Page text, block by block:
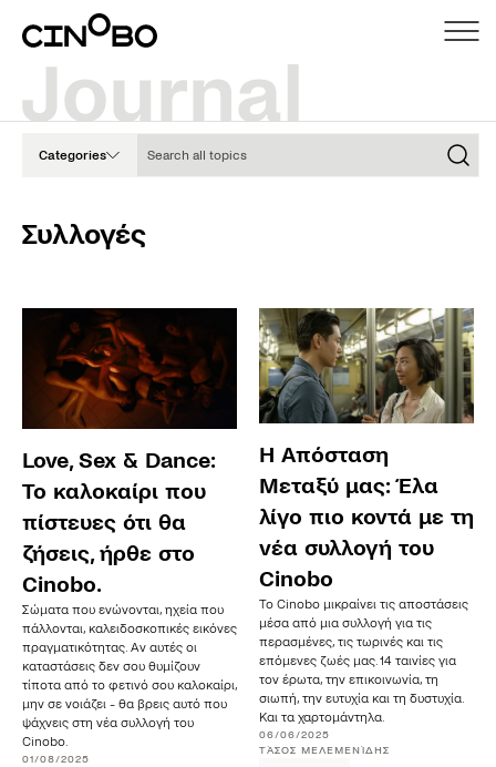
Categories
Συλλογές
Love, Sex & Dance:
Το καλοκαίρι που
πίστευες ότι θα
ζήσεις, ήρθε στο
Cinobo.
Σώματα που ενώνονται, ηχεία που
πάλλονται, καλειδοσκοπικές εικόνες
πραγματικότητας. Αν αυτές οι
καταστάσεις δεν σου θυμίζουν
τίποτα από το φετινό σου καλοκαίρι,
μην σε νοιάζει - θα βρεις αυτό που
ψάχνεις στη νέα συλλογή του
Cinobo.
01/08/2025
Η Απόσταση
Μεταξύ μας: Έλα
λίγο πιο κοντά με τη
νέα συλλογή του
Cinobo
Το Cinobo μικραίνει τις αποστάσεις
μέσα από μια συλλογή για τις
περασμένες, τις τωρινές και τις
επόμενες ζωές μας. 14 ταινίες για
τον έρωτα, την επικοινωνία, τη
σιωπή, την ευτυχία και τη δυστυχία.
Και τα χαρτομάντηλα.
06/06/2025
ΤΆΣΟΣ ΜΕΛΕΜΕΝΊΔΗΣ